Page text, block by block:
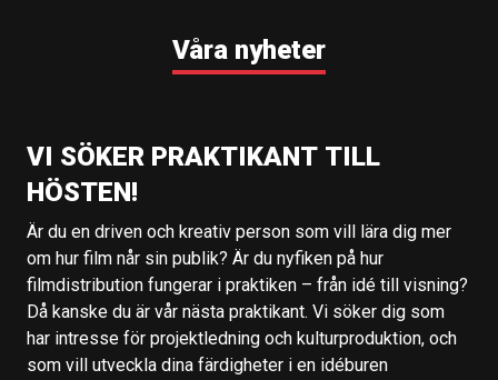
Våra nyheter
VI SÖKER PRAKTIKANT TILL
HÖSTEN!
Är du en driven och kreativ person som vill lära dig mer
om hur film når sin publik? Är du nyfiken på hur
filmdistribution fungerar i praktiken – från idé till visning?
Då kanske du är vår nästa praktikant. Vi söker dig som
har intresse för projektledning och kulturproduktion, och
som vill utveckla dina färdigheter i en idéburen